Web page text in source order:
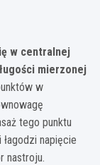
w centralnej
mierzonej
w
tego punktu
napięcie
nastroju.